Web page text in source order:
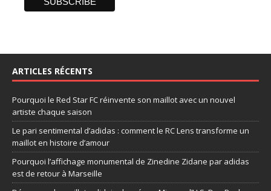
ARTICLES RÉCENTS
Pourquoi le Red Star FC réinvente son maillot avec un nouvel
artiste chaque saison
Le pari sentimental d’adidas : comment le RC Lens transforme un
maillot en histoire d’amour
Pourquoi l’affichage monumental de Zinedine Zidane par adidas
est de retour à Marseille